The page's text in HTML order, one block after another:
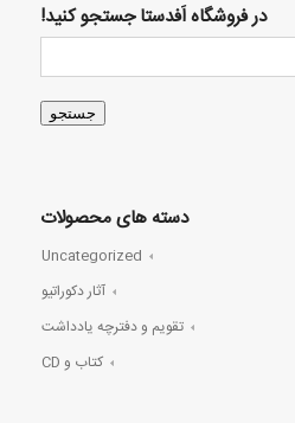
در فروشگاه اَفدستا جستجو کنید!
جستجو
دسته های محصولات
Uncategorized
آثار دکوراتیو
تقویم و دفترچه یادداشت
کتاب و CD